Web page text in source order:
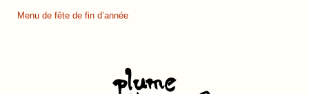
Menu de fête de fin d’année